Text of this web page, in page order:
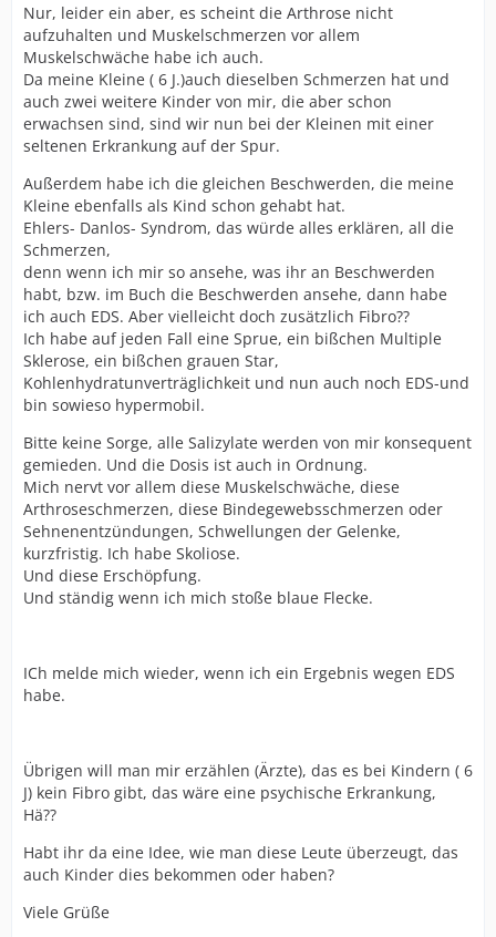
Nur, leider ein aber, es scheint die Arthrose nicht
aufzuhalten und Muskelschmerzen vor allem
Muskelschwäche habe ich auch.
Da meine Kleine ( 6 J.)auch dieselben Schmerzen hat und
auch zwei weitere Kinder von mir, die aber schon
erwachsen sind, sind wir nun bei der Kleinen mit einer
seltenen Erkrankung auf der Spur.
Außerdem habe ich die gleichen Beschwerden, die meine
Kleine ebenfalls als Kind schon gehabt hat.
Ehlers- Danlos- Syndrom, das würde alles erklären, all die
Schmerzen,
denn wenn ich mir so ansehe, was ihr an Beschwerden
habt, bzw. im Buch die Beschwerden ansehe, dann habe
ich auch EDS. Aber vielleicht doch zusätzlich Fibro??
Ich habe auf jeden Fall eine Sprue, ein bißchen Multiple
Sklerose, ein bißchen grauen Star,
Kohlenhydratunverträglichkeit und nun auch noch EDS-und
bin sowieso hypermobil.
Bitte keine Sorge, alle Salizylate werden von mir konsequent
gemieden. Und die Dosis ist auch in Ordnung.
Mich nervt vor allem diese Muskelschwäche, diese
Arthroseschmerzen, diese Bindegewebsschmerzen oder
Sehnenentzündungen, Schwellungen der Gelenke,
kurzfristig. Ich habe Skoliose.
Und diese Erschöpfung.
Und ständig wenn ich mich stoße blaue Flecke.
ICh melde mich wieder, wenn ich ein Ergebnis wegen EDS
habe.
Übrigen will man mir erzählen (Ärzte), das es bei Kindern ( 6
J) kein Fibro gibt, das wäre eine psychische Erkrankung,
Hä??
Habt ihr da eine Idee, wie man diese Leute überzeugt, das
auch Kinder dies bekommen oder haben?
Viele Grüße